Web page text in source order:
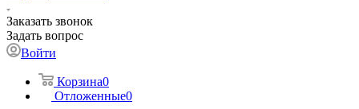
Заказать звонок
Задать вопрос
Войти
Корзина0
Отложенные0